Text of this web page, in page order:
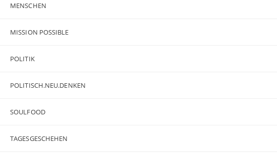
MENSCHEN
MISSION POSSIBLE
POLITIK
POLITISCH.NEU.DENKEN
SOULFOOD
TAGESGESCHEHEN